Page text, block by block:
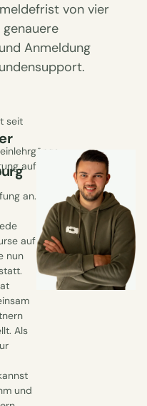
von vier
Anmeldung
seit
auf
an.
auf
nun
Als
und